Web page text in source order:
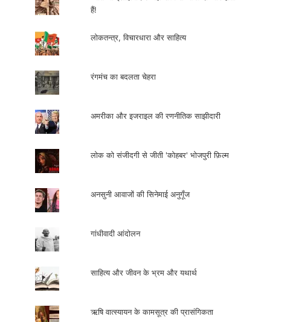
हैं!
लोकतन्त्र, विचारधारा और साहित्य
रंगमंच का बदलता चेहरा
अमरीका और इजराइल की रणनीतिक साझीदारी
लोक को संजीदगी से जीती 'कोहबर' भोजपुरी फ़िल्म
अनसुनी आवाजों की सिनेमाई अनुगूँज
गांधीवादी आंदोलन
साहित्य और जीवन के भ्रम और यथार्थ
ऋषि वात्स्यायन के कामसूत्र की प्रासंगिकता